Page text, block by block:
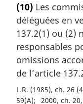
n
a
l
e
:
t
e
m
r
g
i
n
a
(10) Les
déléguées en
137.2(1) ou (2)
responsables
omissions
de l’article
L.R. (1985), ch. 26
59(A)
2000, ch.